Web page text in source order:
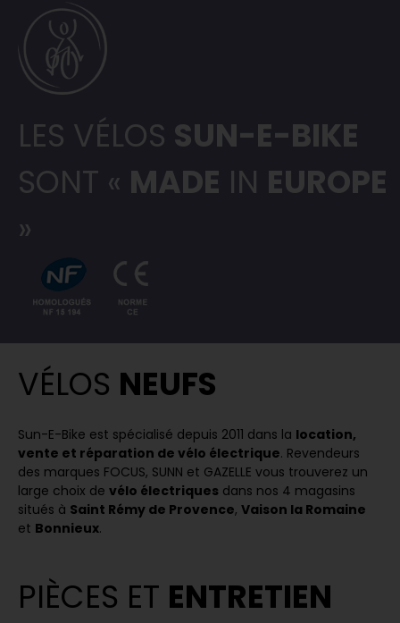
LES VÉLOS SUN-E-BIKE
SONT « MADE IN EUROPE
»
VÉLOS NEUFS
Sun-E-Bike est spécialisé depuis 2011 dans la location,
vente et réparation de vélo électrique. Revendeurs
des marques FOCUS, SUNN et GAZELLE vous trouverez un
large choix de vélo électriques dans nos 4 magasins
situés à Saint Rémy de Provence, Vaison la Romaine
et Bonnieux.
PIÈCES ET ENTRETIEN